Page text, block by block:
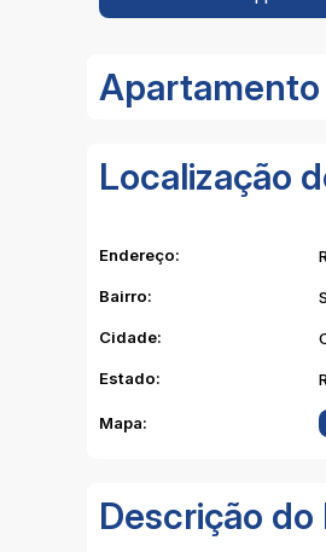
Apartamento
Localização
Endereço:
Bairro:
Cidade:
Estado:
Mapa:
Descrição do